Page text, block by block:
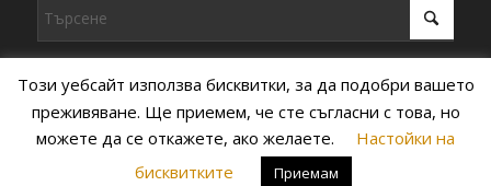
Enfold WordPress Theme by Kriesi
Този уебсайт използва бисквитки, за да подобри вашето
преживяване. Ще приемем, че сте съгласни с това, но
можете да се откажете, ако желаете.
Настойки на
бисквитките
Приемам